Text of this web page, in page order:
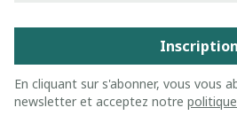
Inscription
En cliquant sur s'abonner, vous vous
newsletter et acceptez notre